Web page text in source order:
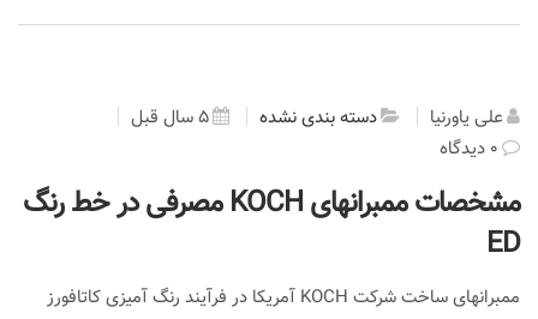
علی یاورنیا دسته بندی نشده
5 سال قبل
0 دیدگاه
مشخصات ممبرانهای KOCH مصرفی در خط رنگ
ED
ممبرانهای ساخت شرکت KOCH آمریکا در فرآیند رنگ آمیزی کاتافورز